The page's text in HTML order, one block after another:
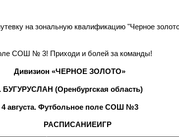
на зональную квалификацию "Черное
СОШ № 3! Приходи и болей за команды!
Дивизион «ЧЕРНОЕ ЗОЛОТО»
БУГУРУСЛАН (Оренбургская область)
4 августа. Футбольное поле СОШ №3
РАСПИСАНИЕИГР